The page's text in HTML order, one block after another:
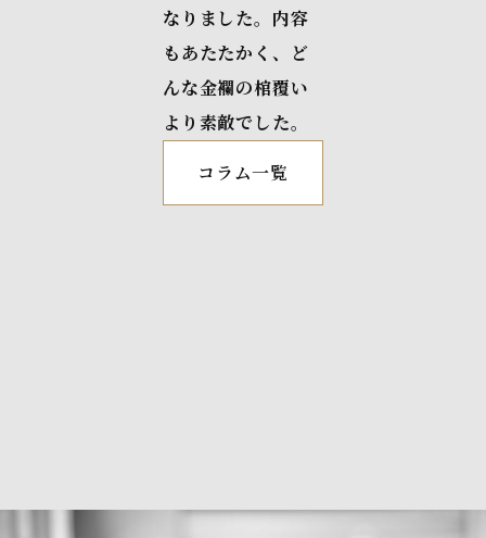
なりました。内容
もあたたかく、ど
んな金襴の棺覆い
より素敵でした。
コラム一覧